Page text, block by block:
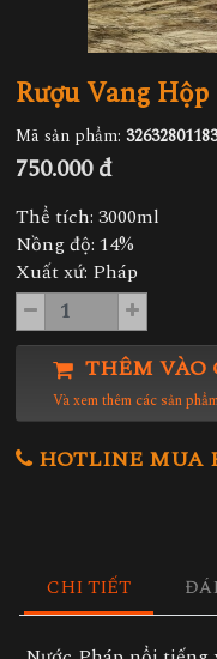
Rượu Vang
Mã sản phẩm:
750.000 đ
Thể tích: 3000ml
Nồng độ: 14%
Xuất xứ: Pháp
THÊM VÀO
Và xem thêm các sản
HOTLINE MUA
CHI TIẾT